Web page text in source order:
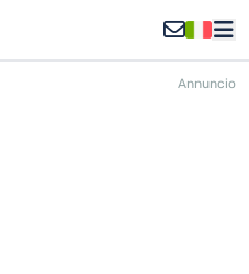
Annuncio